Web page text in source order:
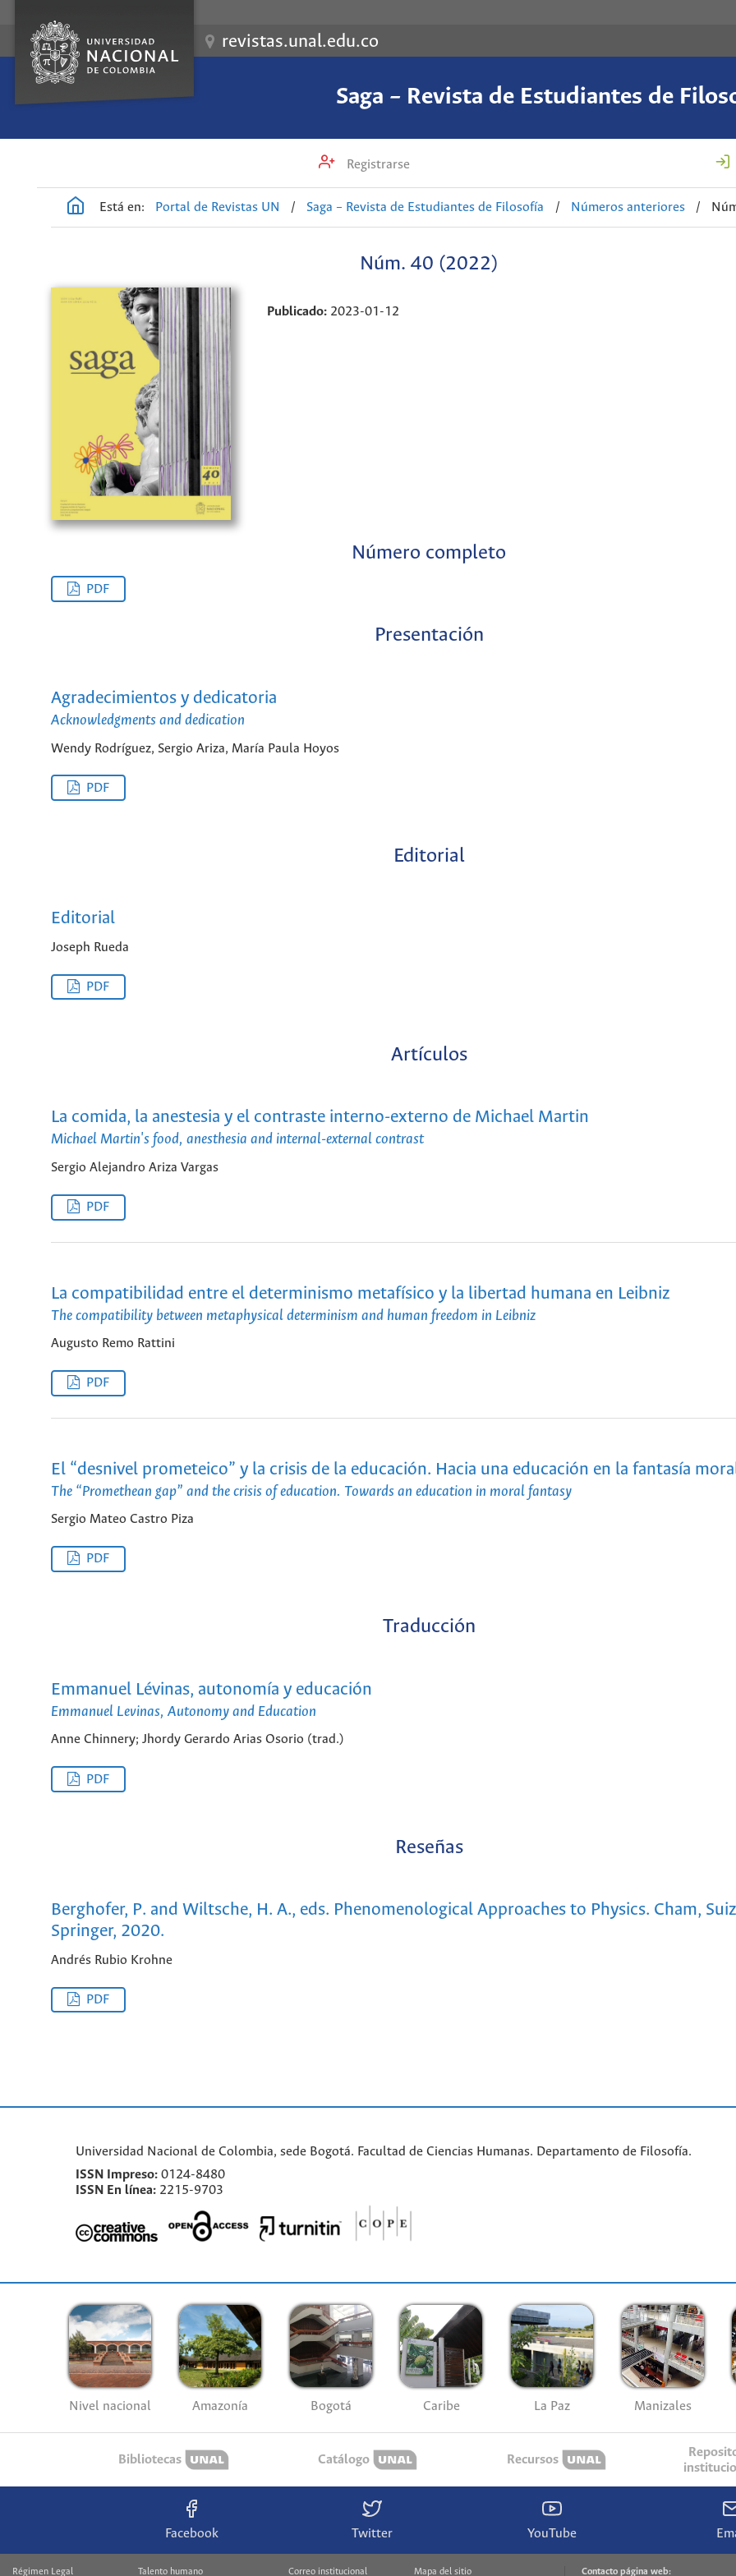
revistas.unal.edu.co
Saga – Revista de Estudiantes de
Registrarse
Está en: Portal de Revistas UN / Saga – Revista de Estudiantes de Filosofía / Números anteriores /
Núm. 40 (2022)
Publicado: 2023-01-12
Número completo
PDF
Presentación
Agradecimientos y dedicatoria
Acknowledgments and dedication
Wendy Rodríguez, Sergio Ariza, María Paula Hoyos
PDF
Editorial
Editorial
Joseph Rueda
PDF
Artículos
La comida, la anestesia y el contraste interno-externo de Michael Martin
Michael Martin's food, anesthesia and internal-external contrast
Sergio Alejandro Ariza Vargas
PDF
La compatibilidad entre el determinismo metafísico y la libertad humana en Leibniz
The compatibility between metaphysical determinism and human freedom in Leibniz
Augusto Remo Rattini
PDF
El “desnivel prometeico” y la crisis de la educación. Hacia una educación en la fantasía
The “Promethean gap” and the crisis of education. Towards an education in moral fantasy
Sergio Mateo Castro Piza
PDF
Traducción
Emmanuel Lévinas, autonomía y educación
Emmanuel Levinas, Autonomy and Education
Anne Chinnery; Jhordy Gerardo Arias Osorio (trad.)
PDF
Reseñas
Berghofer, P. and Wiltsche, H. A., eds. Phenomenological Approaches to Physics. Cham,
Springer, 2020.
Andrés Rubio Krohne
PDF
Universidad Nacional de Colombia, sede Bogotá. Facultad de Ciencias Humanas. Departamento de Filosofía.
ISSN Impreso: 0124-8480
ISSN En línea: 2215-9703
Nivel nacional Amazonía Bogotá Caribe La Paz Manizales
Bibliotecas Catálogo Recursos
Facebook Twitter YouTube
Régimen Legal Talento humano Correo institucional Mapa del sitio Contacto página web: